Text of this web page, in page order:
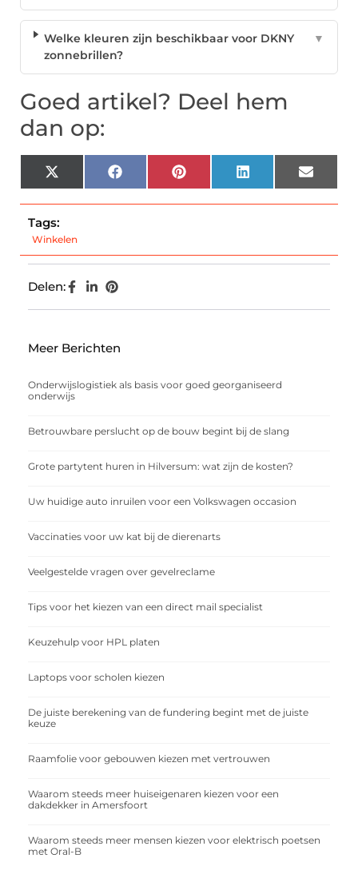
Welke kleuren zijn beschikbaar voor DKNY
zonnebrillen?
▼
Goed artikel? Deel hem
dan op:
X
(Twitter)
Facebook Pinterest LinkedIn Email
Tags:
Winkelen
Delen:
Meer Berichten
Onderwijslogistiek als basis voor goed georganiseerd
onderwijs
Betrouwbare perslucht op de bouw begint bij de slang
Grote partytent huren in Hilversum: wat zijn de kosten?
Uw huidige auto inruilen voor een Volkswagen occasion
Vaccinaties voor uw kat bij de dierenarts
Veelgestelde vragen over gevelreclame
Tips voor het kiezen van een direct mail specialist
Keuzehulp voor HPL platen
Laptops voor scholen kiezen
De juiste berekening van de fundering begint met de juiste
keuze
Raamfolie voor gebouwen kiezen met vertrouwen
Waarom steeds meer huiseigenaren kiezen voor een
dakdekker in Amersfoort
Waarom steeds meer mensen kiezen voor elektrisch poetsen
met Oral-B